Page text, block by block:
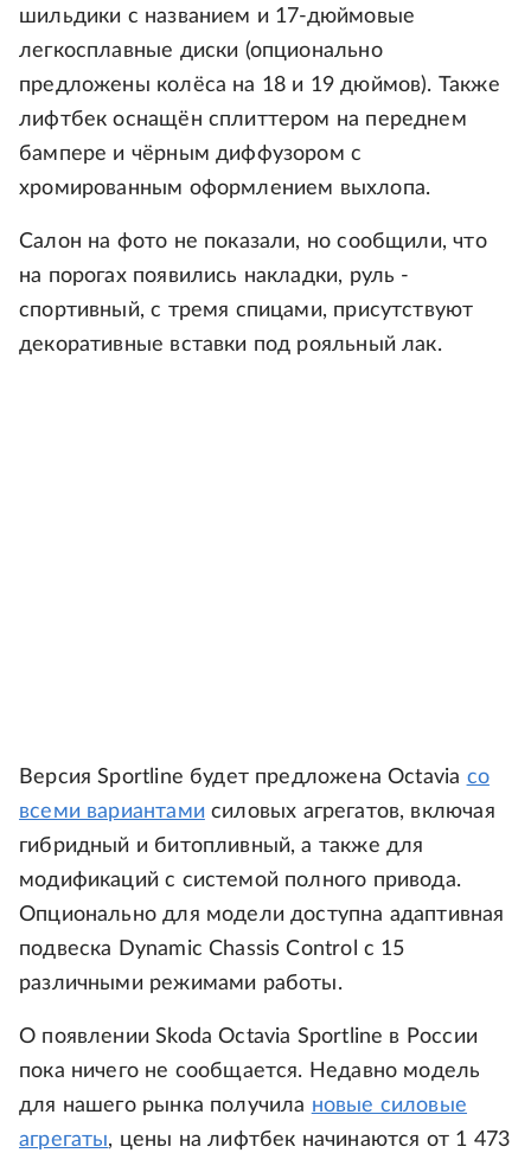
шильдики с названием и 17-дюймовые
легкосплавные диски (опционально
предложены колёса на 18 и 19 дюймов). Также
лифтбек оснащён сплиттером на переднем
бампере и чёрным диффузором с
хромированным оформлением выхлопа.
Салон на фото не показали, но сообщили, что
на порогах появились накладки, руль -
спортивный, с тремя спицами, присутствуют
декоративные вставки под рояльный лак.
Версия Sportline будет предложена Octavia со
всеми вариантами силовых агрегатов, включая
гибридный и битопливный, а также для
модификаций с системой полного привода.
Опционально для модели доступна адаптивная
подвеска Dynamic Chassis Control с 15
различными режимами работы.
О появлении Skoda Octavia Sportline в России
пока ничего не сообщается. Недавно модель
для нашего рынка получила новые силовые
агрегаты, цены на лифтбек начинаются от 1 473